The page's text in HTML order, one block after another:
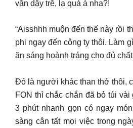
vẫn dậy trễ, lạ quá à nha?!
“Aisshhh muộn đến thế này rồi
phi ngay đến công ty thôi. Làm
ăn sáng hoành tráng cho đủ chất
Đó là người khác than thở thôi,
FON thì chắc chắn đã bỏ túi
3 phút nhanh gọn có ngay
sàng cân tất mọi việc trong